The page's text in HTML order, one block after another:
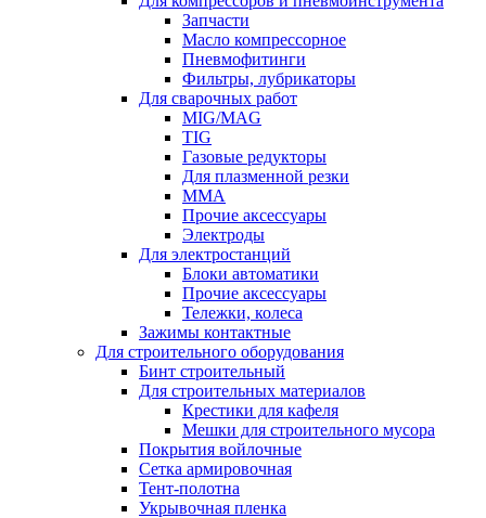
Запчасти
Масло компрессорное
Пневмофитинги
Фильтры, лубрикаторы
Для сварочных работ
MIG/MAG
TIG
Газовые редукторы
Для плазменной резки
ММА
Прочие аксессуары
Электроды
Для электростанций
Блоки автоматики
Прочие аксессуары
Тележки, колеса
Зажимы контактные
Для строительного оборудования
Бинт строительный
Для строительных материалов
Крестики для кафеля
Мешки для строительного мусора
Покрытия войлочные
Сетка армировочная
Тент-полотна
Укрывочная пленка